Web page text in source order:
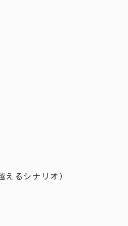
るシナリオ）